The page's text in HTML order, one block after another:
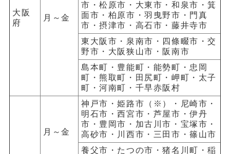
大阪
府
月～金
市・松原市・大東市・和泉市・箕
面市・柏原市・羽曳野市・門真
市・摂津市・高石市・藤井寺市
東大阪市・泉南市・四條畷市・交
野市・大阪狭山市・阪南市
島本町・豊能町・能勢町・忠岡
町・熊取町・田尻町・岬町・太子
町・河南町・千早赤阪村
月～金
神戸市・姫路市（※）・尼崎市・
明石市・西宮市・芦屋市・伊丹
市・豊岡市・加古川市・宝塚市・
高砂市・川西市・三田市・篠山市
養父市・たつの市・猪名川町・稲